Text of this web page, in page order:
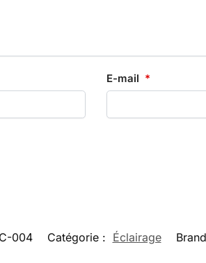
E-mail *
004 Catégorie : Éclairage